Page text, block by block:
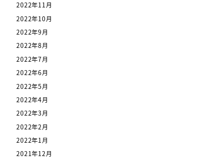
2022年11月
2022年10月
2022年9月
2022年8月
2022年7月
2022年6月
2022年5月
2022年4月
2022年3月
2022年2月
2022年1月
2021年12月